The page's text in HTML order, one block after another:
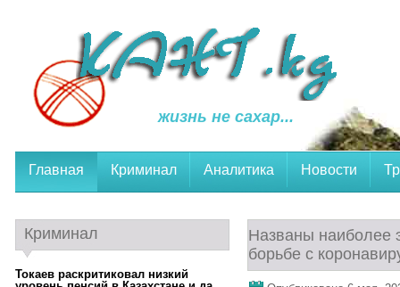
жизнь не сахар...
Главная Криминал Аналитика Новости
Названы наиболее
борьбе с
Криминал
Токаев раскритиковал низкий